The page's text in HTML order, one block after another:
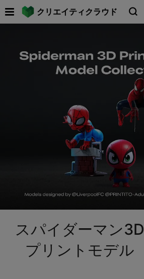
クリエイティクラウド 
スパイダーマン3D
プリントモデル